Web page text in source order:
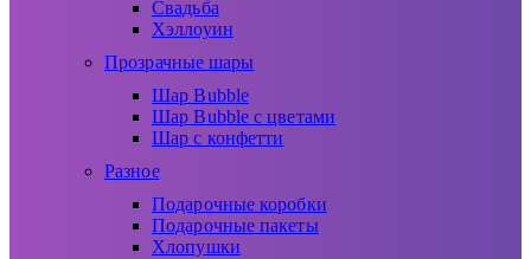
Свадьба
Хэллоуин
Прозрачные шары
Шар Bubble
Шар Bubble с цветами
Шар с конфетти
Разное
Подарочные коробки
Подарочные пакеты
Хлопушки